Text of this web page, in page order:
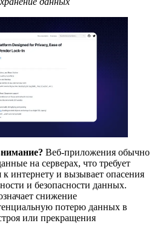
Веб-приложения обычно
на серверах, что требует
интернету и вызывает опасения
и безопасности данных.
снижение
потерю данных в
или прекращения